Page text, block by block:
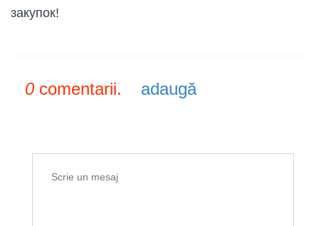
закупок!
0comentarii. adaugă